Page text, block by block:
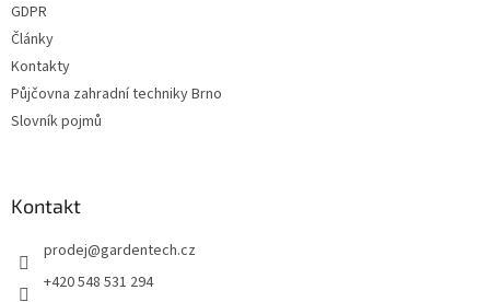
GDPR
Články
Kontakty
Půjčovna zahradní techniky Brno
Slovník pojmů
Kontakt
prodej@gardentech.cz
+420 548 531 294